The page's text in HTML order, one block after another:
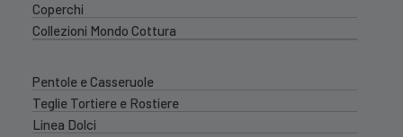
Coperchi
Collezioni Mondo Cottura
Pentole e Casseruole
Teglie Tortiere e Rostiere
Linea Dolci